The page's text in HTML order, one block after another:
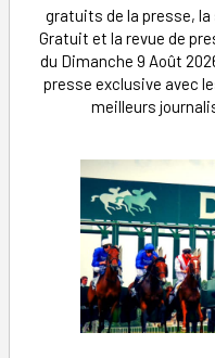
gratuits de la presse,
Gratuit et la revue de
du Dimanche 9 Août
presse exclusive avec
meilleurs